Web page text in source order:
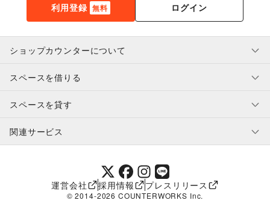
利用登録 無料 ログイン
ショップカウンターについて
利用規約・ガイドライン
特定商取引法に基づく表示
補償プログラム
スペースを借りる
スペースを借りたい人へ
ユーザー利用規約
提携パートナー
スペースを貸す
スペースを貸したい方へ
オーナー利用規約
関連サービス
SHOPCOUNTER MAGAZINE
ショップカウンターエンタープライズ
ショップカウンター常設
運営会社 採用情報 プレスリリース
© 2014-2026 COUNTERWORKS Inc.